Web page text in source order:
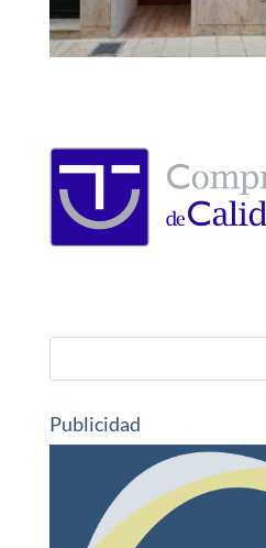
Publicidad